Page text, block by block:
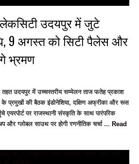
लेकसिटी उदयपुर में जुटे
9 अगस्त को सिटी पैलेस और
भ्रमण
तहत उदयपुर में उच्चस्तरीय सम्मेलन ताज फतेह प्रकाश
के प्रमुखों की बैठक इंडोनेशिया, दक्षिण अफ्रीका और रूस
एयरपोर्ट पर राजस्थानी संस्कृति के साथ पारंपरिक
और ग्लोबल साउथ पर होगी रणनीतिक चर्चा ... Read